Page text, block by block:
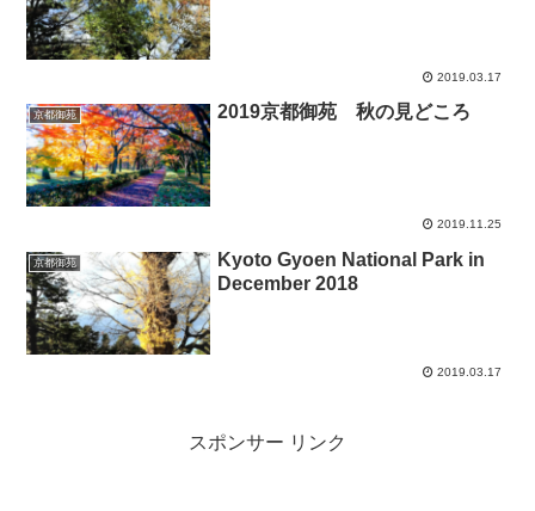
2019.03.17
京都御苑 2019京都御苑 秋の見どころ
2019.11.25
京都御苑
Kyoto Gyoen National Park in
December 2018
2019.03.17
スポンサー リンク